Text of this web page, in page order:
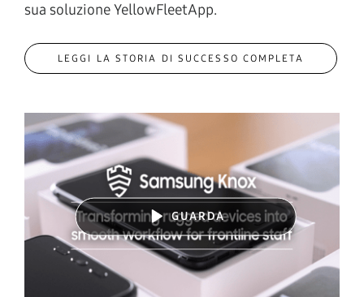
sua soluzione YellowFleetApp.
LEGGI LA STORIA DI SUCCESSO COMPLETA
GUARDA